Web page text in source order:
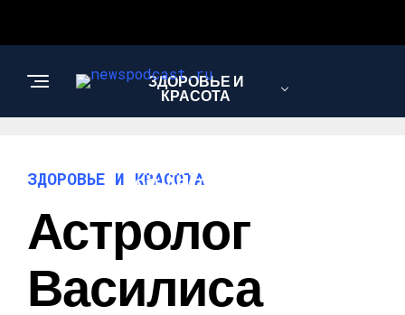
ЗДОРОВЬЕ И
КРАСОТА
ИНТЕРЕСНОЕ И
ПОЗНАВАТЕЛЬНОЕ
ЗДОРОВЬЕ И КРАСОТА
Астролог
Василиса